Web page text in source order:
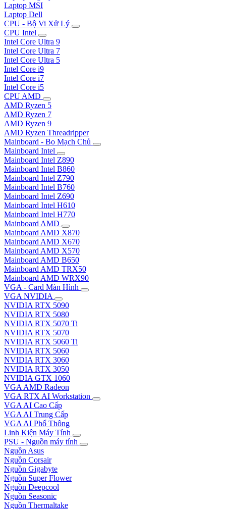
Laptop MSI
Laptop Dell
CPU - Bộ Vi Xử Lý
CPU Intel
Intel Core Ultra 9
Intel Core Ultra 7
Intel Core Ultra 5
Intel Core i9
Intel Core i7
Intel Core i5
CPU AMD
AMD Ryzen 5
AMD Ryzen 7
AMD Ryzen 9
AMD Ryzen Threadripper
Mainboard - Bo Mạch Chủ
Mainboard Intel
Mainboard Intel Z890
Mainboard Intel B860
Mainboard Intel Z790
Mainboard Intel B760
Mainboard Intel Z690
Mainboard Intel H610
Mainboard Intel H770
Mainboard AMD
Mainboard AMD X870
Mainboard AMD X670
Mainboard AMD X570
Mainboard AMD B650
Mainboard AMD TRX50
Mainboard AMD WRX90
VGA - Card Màn Hình
VGA NVIDIA
NVIDIA RTX 5090
NVIDIA RTX 5080
NVIDIA RTX 5070 Ti
NVIDIA RTX 5070
NVIDIA RTX 5060 Ti
NVIDIA RTX 5060
NVIDIA RTX 3060
NVIDIA RTX 3050
NVIDIA GTX 1060
VGA AMD Radeon
VGA RTX AI Workstation
VGA AI Cao Cấp
VGA AI Trung Cấp
VGA AI Phổ Thông
Linh Kiện Máy Tính
PSU - Nguồn máy tính
Nguồn Asus
Nguồn Corsair
Nguồn Gigabyte
Nguồn Super Flower
Nguồn Deepcool
Nguồn Seasonic
Nguồn Thermaltake